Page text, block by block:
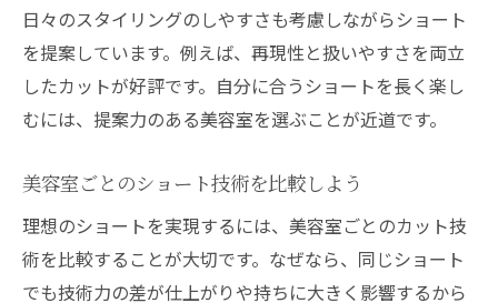
日々のスタイリングのしやすさも考慮しながらショート
を提案しています。例えば、再現性と扱いやすさを両立
したカットが好評です。自分に合うショートを長く楽し
むには、提案力のある美容室を選ぶことが近道です。
美容室ごとのショート技術を比較しよう
理想のショートを実現するには、美容室ごとのカット技
術を比較することが大切です。なぜなら、同じショート
でも技術力の差が仕上がりや持ちに大きく影響するから